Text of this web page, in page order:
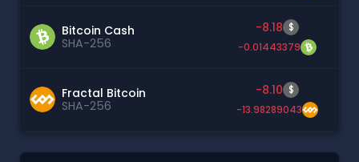
Bitcoin Cash
SHA-256
-8.18 $
-0.01443379
Fractal Bitcoin
SHA-256
-8.10 $
-13.98289043